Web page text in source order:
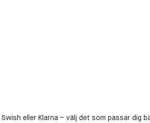
eller Klarna – välj det som passar dig